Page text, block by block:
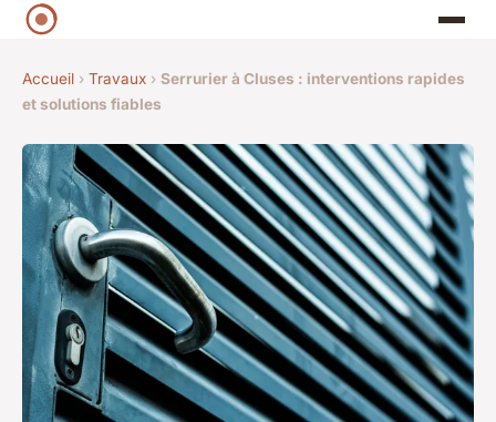
Accueil › Travaux › Serrurier à Cluses : interventions rapides
et solutions fiables